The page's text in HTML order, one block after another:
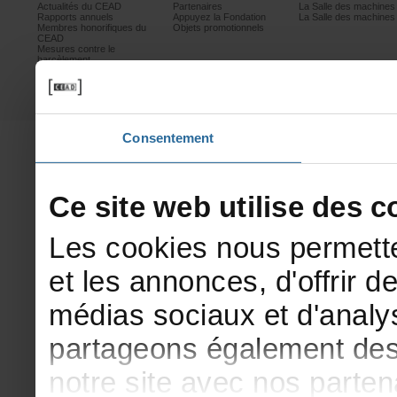
Consentement
ActualitésduCEAD
Rapportsannuels
Membreshonorifiquesdu
CEAD
Mesurescontrele
harcèlement
Prixetconcours
Partenaires
Partenaires
AppuyezlaFondation
Objetspromotionnels